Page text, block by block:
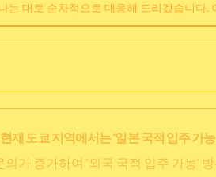
는 대로 순차적으로 대응해 드리겠습니다.
재 도쿄 지역에서는 ‘일본 국적 입주 가
의가 증가하여 ‘외국 국적 입주 가능‘